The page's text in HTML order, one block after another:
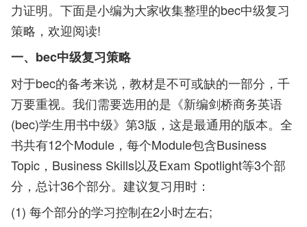
力证明。下面是小编为大家收集整理的bec中级复习
策略，欢迎阅读!
一、bec中级复习策略
对于bec的备考来说，教材是不可或缺的一部分，千
万要重视。我们需要选用的是《新编剑桥商务英语
(bec)学生用书中级》第3版，这是最通用的版本。全
书共有12个Module，每个Module包含Business
Topic，Business Skills以及Exam Spotlight等3个部
分，总计36个部分。建议复习用时：
(1) 每个部分的学习控制在2小时左右;